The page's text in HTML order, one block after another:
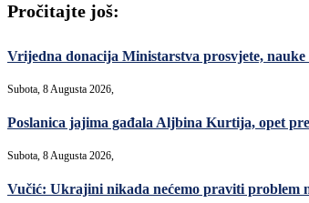
Pročitajte još:
Vrijedna donacija Ministarstva prosvjete,
Subota, 8 Augusta 2026,
Poslanica jajima gađala Aljbina Kurtija, opet
Subota, 8 Augusta 2026,
Vučić: Ukrajini nikada nećemo praviti problem